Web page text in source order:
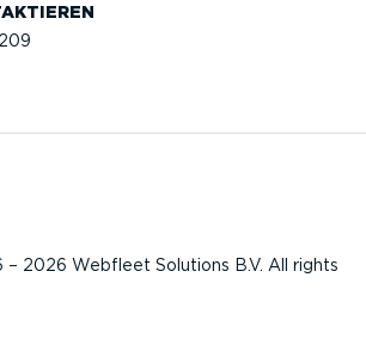
2026 Webfleet Solutions B.V. All rights